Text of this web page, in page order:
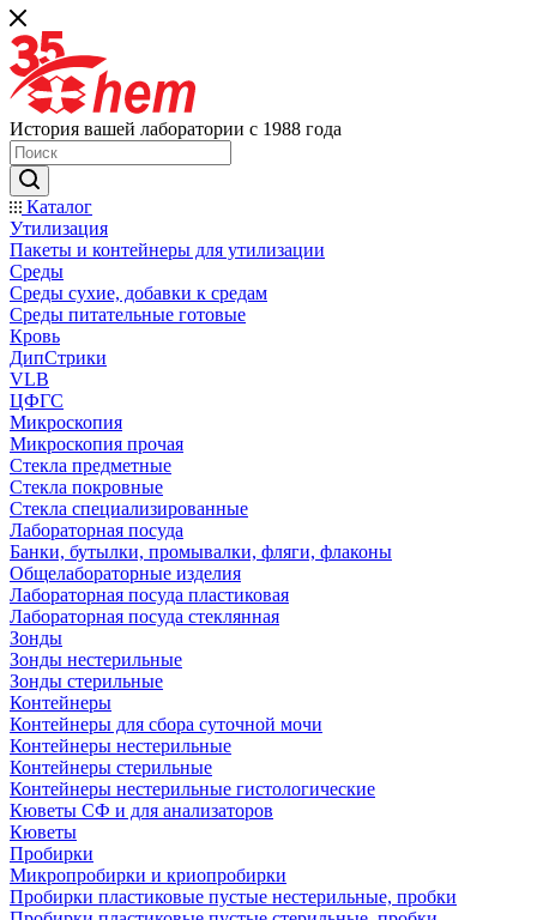
История вашей лаборатории с 1988 года
Каталог
Утилизация
Пакеты и контейнеры для утилизации
Среды
Среды сухие, добавки к средам
Среды питательные готовые
Кровь
ДипСтрики
VLB
ЦФГС
Микроскопия
Микроскопия прочая
Стекла предметные
Стекла покровные
Стекла специализированные
Лабораторная посуда
Банки, бутылки, промывалки, фляги, флаконы
Общелабораторные изделия
Лабораторная посуда пластиковая
Лабораторная посуда стеклянная
Зонды
Зонды нестерильные
Зонды стерильные
Контейнеры
Контейнеры для сбора суточной мочи
Контейнеры нестерильные
Контейнеры стерильные
Контейнеры нестерильные гистологические
Кюветы СФ и для анализаторов
Кюветы
Пробирки
Микропробирки и криопробирки
Пробирки пластиковые пустые нестерильные, пробки